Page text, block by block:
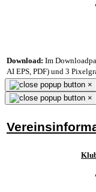
Download: Im
AI EPS, PDF) und 3
×
×